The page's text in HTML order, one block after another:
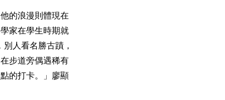
的浪漫則體現在
家在學生時期就
人看名勝古蹟，
步道旁偶遇稀有
的打卡。」廖顯